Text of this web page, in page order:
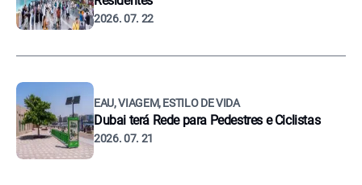
2026. 07. 22
EAU, VIAGEM, ESTILO DE VIDA
Dubai terá Rede para Pedestres e Ciclistas
2026. 07. 21